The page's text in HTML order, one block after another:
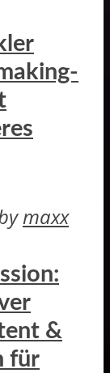
maxx
&
für